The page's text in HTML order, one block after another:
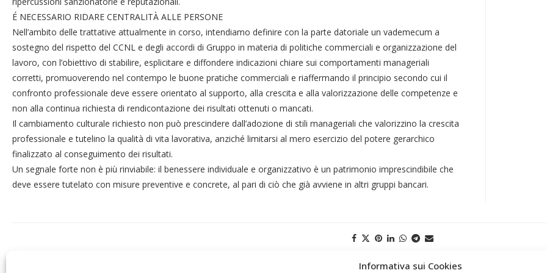
Informativa sui Cookies
É NECESSARIO RIDARE CENTRALITÀ ALLE PERSONE
Nell’ambito delle trattative attualmente in corso, intendiamo definire con la parte datoriale un vademecum a
sostegno del rispetto del CCNL e degli accordi di Gruppo in materia di politiche commerciali e organizzazione del
lavoro, con l’obiettivo di stabilire, esplicitare e diffondere indicazioni chiare sui comportamenti manageriali
corretti, promuoverendo nel contempo le buone pratiche commerciali e riaffermando il principio secondo cui il
confronto professionale deve essere orientato al supporto, alla crescita e alla valorizzazione delle competenze e
non alla continua richiesta di rendicontazione dei risultati ottenuti o mancati.
Il cambiamento culturale richiesto non può prescindere dall’adozione di stili manageriali che valorizzino la crescita
professionale e tutelino la qualità di vita lavorativa, anziché limitarsi al mero esercizio del potere gerarchico
finalizzato al conseguimento dei risultati.
Un segnale forte non è più rinviabile: il benessere individuale e organizzativo è un patrimonio imprescindibile che
deve essere tutelato con misure preventive e concrete, al pari di ciò che già avviene in altri gruppi bancari.